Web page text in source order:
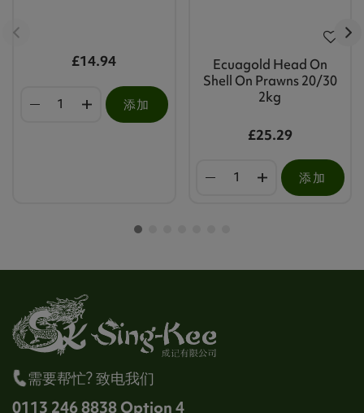
£14.94
添加
Ecuagold Head On
Shell On Prawns 20/30
2kg
£25.29
添加
需要帮忙? 致电我们
0113 246 8838 Option 4